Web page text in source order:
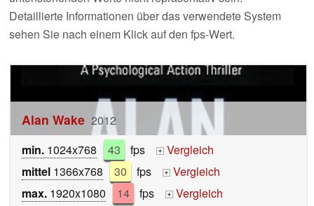
Detaillierte Informationen über das verwendete System
sehen Sie nach einem Klick auf den fps-Wert.
Alan Wake 2012
min. 1024x768 43 fps +
Vergleich
mittel 1366x768 30 fps +
Vergleich
max. 1920x1080 14 fps +
Vergleich